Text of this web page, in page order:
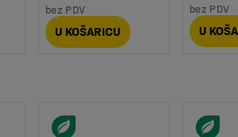
bez PDV
U KOŠARICU
bez PDV
U